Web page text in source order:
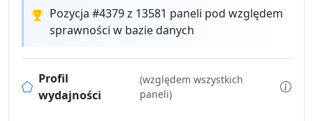
Pozycja #4379 z 13581 paneli pod względem
sprawności w bazie danych
Profil
wydajności
(względem wszystkich
paneli)